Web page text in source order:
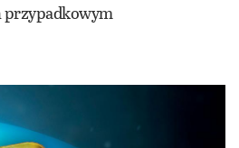
przypadkowym